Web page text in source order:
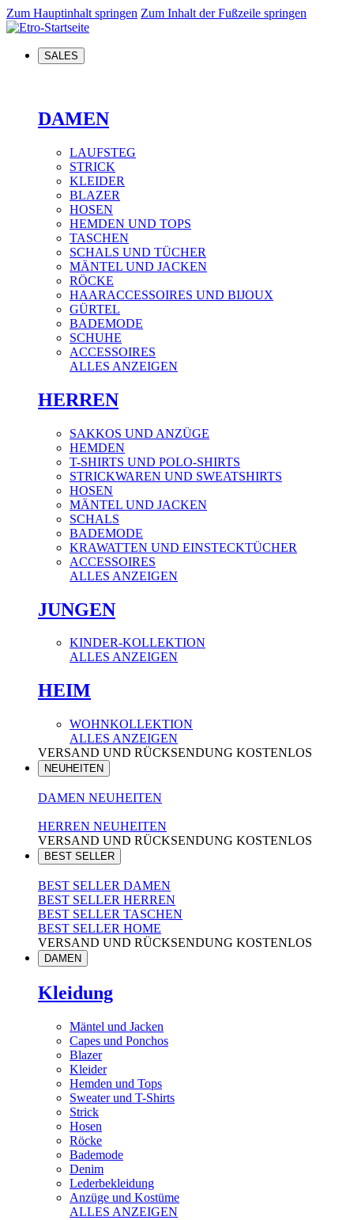
Zum Hauptinhalt springen Zum Inhalt der Fußzeile springen
SALES
DAMEN
LAUFSTEG
STRICK
KLEIDER
BLAZER
HOSEN
HEMDEN UND TOPS
TASCHEN
SCHALS UND TÜCHER
MÄNTEL UND JACKEN
RÖCKE
HAARACCESSOIRES UND BIJOUX
GÜRTEL
BADEMODE
SCHUHE
ACCESSOIRES
ALLES ANZEIGEN
HERREN
SAKKOS UND ANZÜGE
HEMDEN
T-SHIRTS UND POLO-SHIRTS
STRICKWAREN UND SWEATSHIRTS
HOSEN
MÄNTEL UND JACKEN
SCHALS
BADEMODE
KRAWATTEN UND EINSTECKTÜCHER
ACCESSOIRES
ALLES ANZEIGEN
JUNGEN
KINDER-KOLLEKTION
ALLES ANZEIGEN
HEIM
WOHNKOLLEKTION
ALLES ANZEIGEN
VERSAND UND RÜCKSENDUNG KOSTENLOS
NEUHEITEN
DAMEN NEUHEITEN
HERREN NEUHEITEN
VERSAND UND RÜCKSENDUNG KOSTENLOS
BEST SELLER
BEST SELLER DAMEN
BEST SELLER HERREN
BEST SELLER TASCHEN
BEST SELLER HOME
VERSAND UND RÜCKSENDUNG KOSTENLOS
DAMEN
Kleidung
Mäntel und Jacken
Capes und Ponchos
Blazer
Kleider
Hemden und Tops
Sweater und T-Shirts
Strick
Hosen
Röcke
Bademode
Denim
Lederbekleidung
Anzüge und Kostüme
ALLES ANZEIGEN